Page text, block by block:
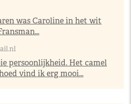
was Caroline in het wit
persoonlijkheid. Het camel
vind ik erg mooi...